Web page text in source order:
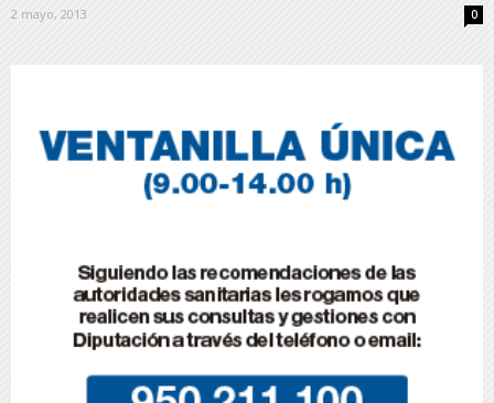
2 mayo, 2013 0